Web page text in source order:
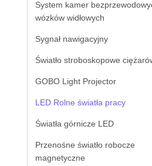
System kamer
wózków widłowych
Sygnał nawigacyjny
Światło stroboskopowe
GOBO Light Projector
LED Rolne światła pracy
Światła górnicze LED
Przenośne światło robocze
magnetyczne